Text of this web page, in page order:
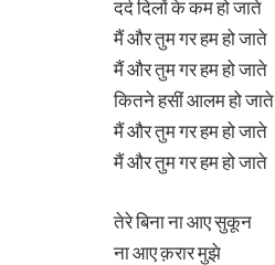
दर्द दिलों के कम हो जाते
मैं और तुम गर हम हो जाते
मैं और तुम गर हम हो जाते
कितने हसीं आलम हो जाते
मैं और तुम गर हम हो जाते
मैं और तुम गर हम हो जाते
तेरे बिना ना आए सुकून
ना आए क़रार मुझे